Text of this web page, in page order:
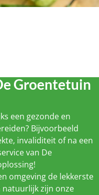
Groentetuin
een gezonde en
Bijvoorbeeld
invaliditeit of na een
van De
omgeving de lekkerste
natuurlijk zijn onze